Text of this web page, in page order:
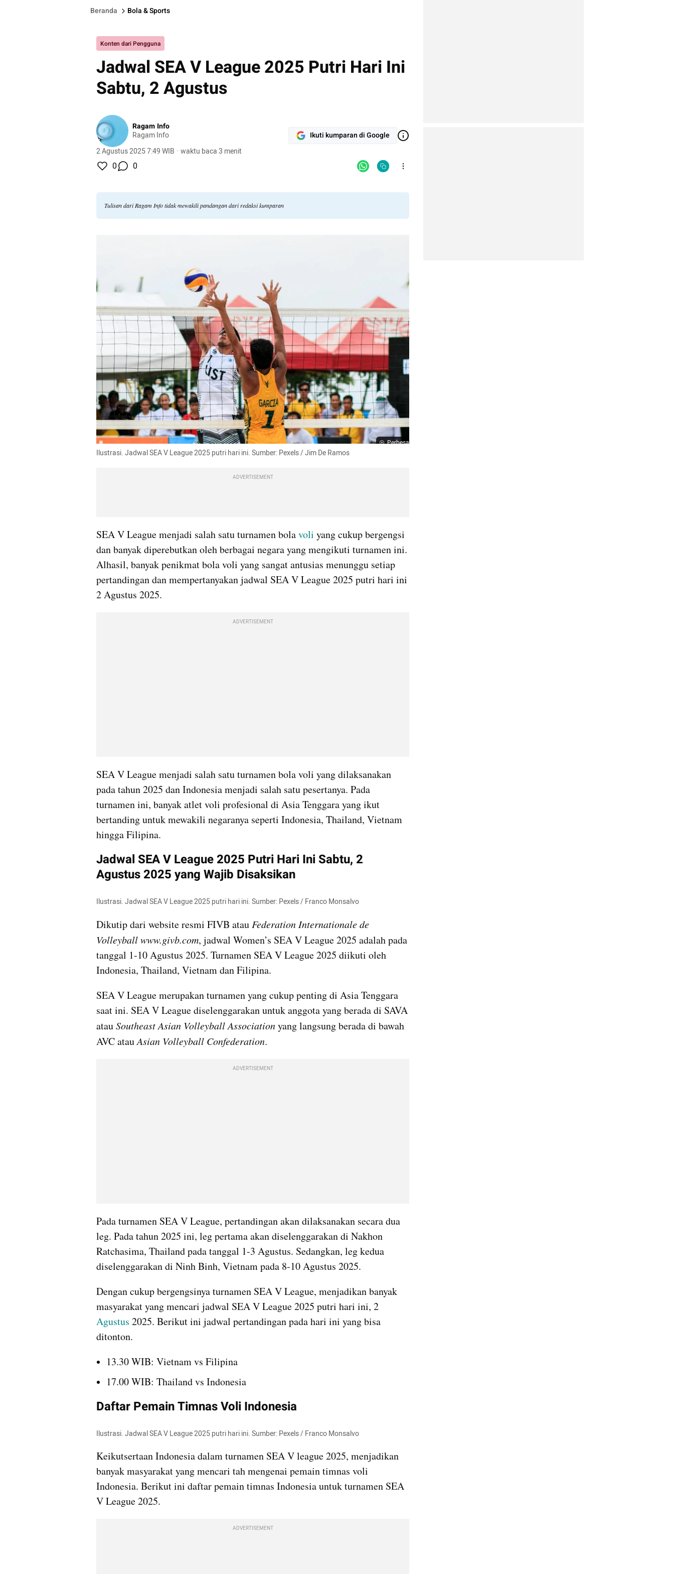
Beranda Bola & Sports
Konten dari Pengguna
Jadwal SEA V League 2025 Putri Hari Ini
Sabtu, 2 Agustus
Ragam Info
Ragam Info
2 Agustus 2025 7:49 WIB · waktu baca 3 menit
Ikuti kumparan di Google
0 0
Tulisan dari Ragam Info tidak mewakili pandangan dari redaksi kumparan
Perbesar
Ilustrasi. Jadwal SEA V League 2025 putri hari ini. Sumber: Pexels / Jim De Ramos
ADVERTISEMENT
SEA V League menjadi salah satu turnamen bola voli yang cukup bergengsi
dan banyak diperebutkan oleh berbagai negara yang mengikuti turnamen ini.
Alhasil, banyak penikmat bola voli yang sangat antusias menunggu setiap
pertandingan dan mempertanyakan jadwal SEA V League 2025 putri hari ini
2 Agustus 2025.
ADVERTISEMENT
SEA V League menjadi salah satu turnamen bola voli yang dilaksanakan
pada tahun 2025 dan Indonesia menjadi salah satu pesertanya. Pada
turnamen ini, banyak atlet voli profesional di Asia Tenggara yang ikut
bertanding untuk mewakili negaranya seperti Indonesia, Thailand, Vietnam
hingga Filipina.
Jadwal SEA V League 2025 Putri Hari Ini Sabtu, 2
Agustus 2025 yang Wajib Disaksikan
Ilustrasi. Jadwal SEA V League 2025 putri hari ini. Sumber: Pexels / Franco Monsalvo
Dikutip dari website resmi FIVB atau Federation Internationale de
Volleyballwww.givb.com, jadwal Women’s SEA V League 2025 adalah pada
tanggal 1-10 Agustus 2025. Turnamen SEA V League 2025 diikuti oleh
Indonesia, Thailand, Vietnam dan Filipina.
SEA V League merupakan turnamen yang cukup penting di Asia Tenggara
saat ini. SEA V League diselenggarakan untuk anggota yang berada di SAVA
atau Southeast Asian Volleyball Association yang langsung berada di bawah
AVC atau Asian Volleyball Confederation.
ADVERTISEMENT
Pada turnamen SEA V League, pertandingan akan dilaksanakan secara dua
leg. Pada tahun 2025 ini, leg pertama akan diselenggarakan di Nakhon
Ratchasima, Thailand pada tanggal 1-3 Agustus. Sedangkan, leg kedua
diselenggarakan di Ninh Binh, Vietnam pada 8-10 Agustus 2025.
Dengan cukup bergengsinya turnamen SEA V League, menjadikan banyak
Agustus 2025. Berikut ini jadwal pertandingan pada hari ini yang bisa
ditonton.
13.30 WIB: Vietnam vs Filipina
17.00 WIB: Thailand vs Indonesia
Daftar Pemain Timnas Voli Indonesia
Ilustrasi. Jadwal SEA V League 2025 putri hari ini. Sumber: Pexels / Franco Monsalvo
Keikutsertaan Indonesia dalam turnamen SEA V league 2025, menjadikan
banyak masyarakat yang mencari tah mengenai pemain timnas voli
Indonesia. Berikut ini daftar pemain timnas Indonesia untuk turnamen SEA
V League 2025.
ADVERTISEMENT